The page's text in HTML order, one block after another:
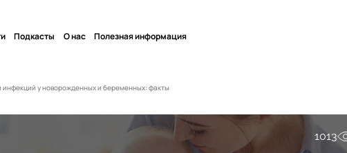
Подкасты О нас Полезная информация
у новорожденных и беременных: факты
1013